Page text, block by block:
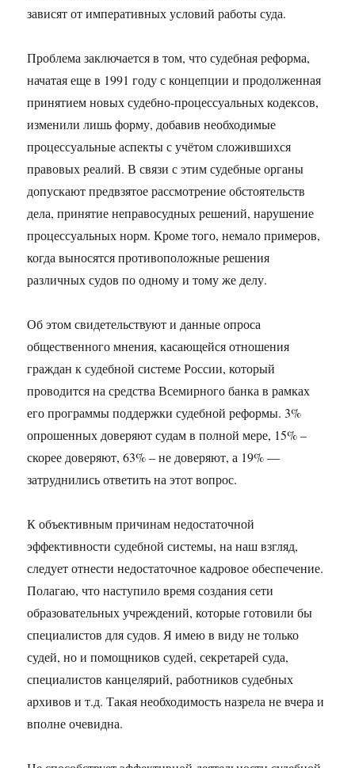
зависят от императивных условий работы суда.
Проблема заключается в том, что судебная реформа,
начатая еще в 1991 году с концепции и продолженная
принятием новых судебно-процессуальных кодексов,
изменили лишь форму, добавив необходимые
процессуальные аспекты с учётом сложившихся
правовых реалий. В связи с этим судебные органы
допускают предвзятое рассмотрение обстоятельств
дела, принятие неправосудных решений, нарушение
процессуальных норм. Кроме того, немало примеров,
когда выносятся противоположные решения
различных судов по одному и тому же делу.
Об этом свидетельствуют и данные опроса
общественного мнения, касающейся отношения
граждан к судебной системе России, который
проводится на средства Всемирного банка в рамках
его программы поддержки судебной реформы. 3%
опрошенных доверяют судам в полной мере, 15% –
скорее доверяют, 63% – не доверяют, а 19% —
затруднились ответить на этот вопрос.
К объективным причинам недостаточной
эффективности судебной системы, на наш взгляд,
следует отнести недостаточное кадровое обеспечение.
Полагаю, что наступило время создания сети
образовательных учреждений, которые готовили бы
специалистов для судов. Я имею в виду не только
судей, но и помощников судей, секретарей суда,
специалистов канцелярий, работников судебных
архивов и т.д. Такая необходимость назрела не вчера и
вполне очевидна.